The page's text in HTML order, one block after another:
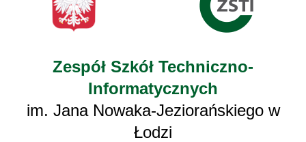
Zespół Szkół Techniczno-
Informatycznych
im. Jana Nowaka-Jeziorańskiego w
Łodzi